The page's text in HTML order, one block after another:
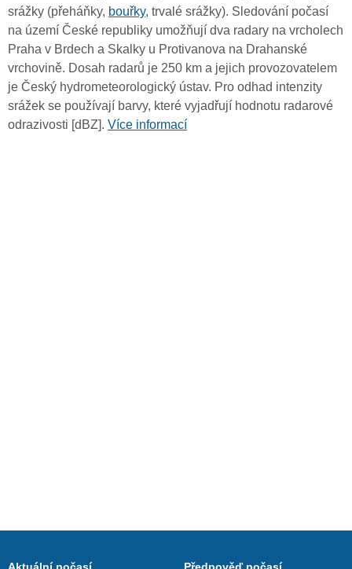
srážky (přeháňky, bouřky, trvalé srážky). Sledování počasí
na území České republiky umožňují dva radary na vrcholech
Praha v Brdech a Skalky u Protivanova na Drahanské
vrchovině. Dosah radarů je 250 km a jejich provozovatelem
je Český hydrometeorologický ústav. Pro odhad intenzity
srážek se používají barvy, které vyjadřují hodnotu radarové
odrazivosti [dBZ]. Více informací
Aktuální počasí
Předpověď počasí